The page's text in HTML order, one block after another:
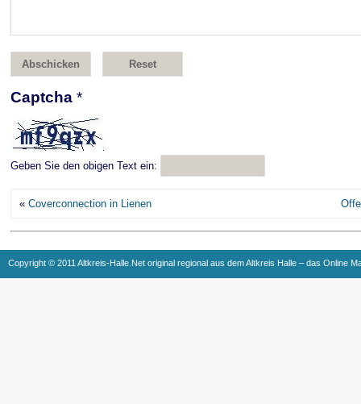
Captcha *
Geben Sie den obigen Text ein:
« Coverconnection in Lienen
Copyright © 2011 Altkreis-Halle.Net original regional aus dem Altkreis Halle – das Online